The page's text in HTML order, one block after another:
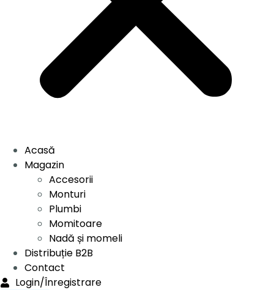
Acasă
Magazin
Accesorii
Monturi
Plumbi
Momitoare
Nadă și momeli
Distribuție B2B
Contact
Login/Înregistrare